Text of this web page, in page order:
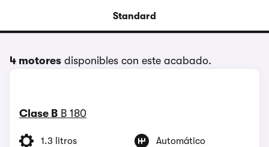
Standard
4 motores disponibles con este acabado.
Clase B B 180
1.3 litros Automático